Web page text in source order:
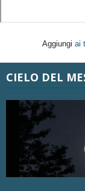
Aggiungi ai
CIELO DEL